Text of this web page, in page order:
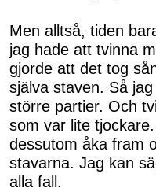
Men alltså, tiden
jag hade att tvinna
gjorde att det tog
själva staven. Så
större partier. Och
som var lite
dessutom åka fram
stavarna. Jag kan
alla fall.